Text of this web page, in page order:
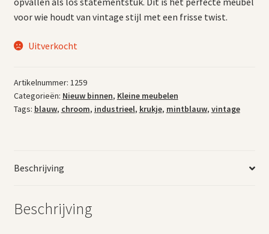
voor wie houdt van vintage stijl met een frisse twist.
Uitverkocht
Artikelnummer: 1259
Categorieën: Nieuw binnen, Kleine meubelen
Tags: blauw, chroom, industrieel, krukje, mintblauw, vintage
Beschrijving
Beschrijving